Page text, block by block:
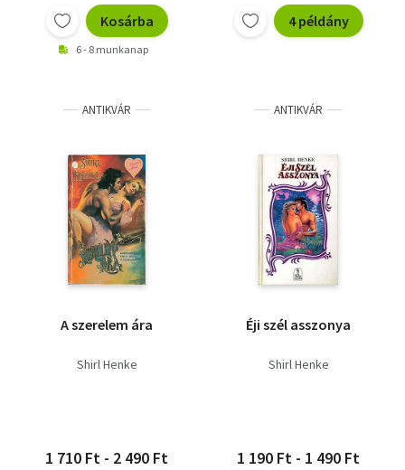
Kosárba
6 - 8 munkanap
4 példány
ANTIKVÁR
A szerelem ára
Shirl Henke
1 710 Ft - 2 490 Ft
ANTIKVÁR
Éji szél asszonya
Shirl Henke
1 190 Ft - 1 490 Ft